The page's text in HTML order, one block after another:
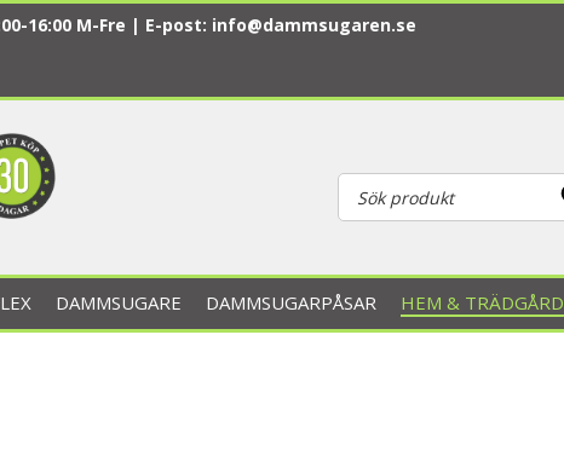
16:00 M-Fre | E-post: info@dammsugaren.se
DAMMSUGARE DAMMSUGARPÅSAR HEM & TRÄDGÅRD